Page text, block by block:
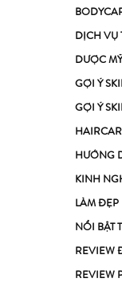
DỊCH VỤ
DƯỢC
GỢI Ý
GỢI Ý
HƯỚNG
KINH
LÀM ĐẸP
NỔI BẬT
REVIEW
REVIEW